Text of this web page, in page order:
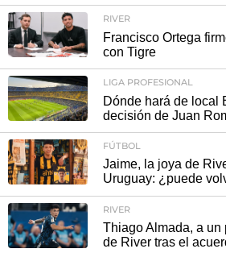
RIVER
Francisco Ortega
con Tigre
LIGA PROFESIONAL
Dónde hará de local
decisión de Juan
FÚTBOL
Jaime, la joya de
Uruguay: ¿puede
RIVER
Thiago Almada, a un
de River tras el